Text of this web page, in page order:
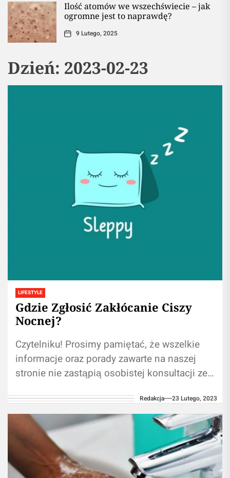
Ilość atomów we wszechświecie – jak
ogromne jest to naprawdę?
9 Lutego, 2025
Dzień: 2023-02-23
LIFESTYLE
Gdzie Zgłosić Zakłócanie Ciszy
Nocnej?
Czytelniku! Prosimy pamiętać, że wszelkie
informacje oraz porady zawarte na naszej
stronie nie zastąpią osobistej konsultacji ze
umieszczonych na naszym blogu w...
Redakcja 23 Lutego, 2023